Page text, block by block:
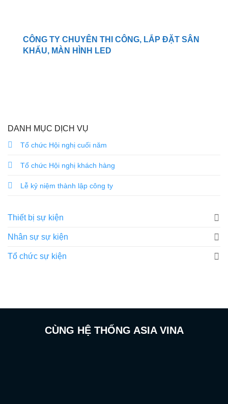
CÔNG TY CHUYÊN THI CÔNG, LẮP ĐẶT SÂN
KHẤU, MÀN HÌNH LED
DANH MỤC DỊCH VỤ
Tổ chức Hội nghị cuối năm
Tổ chức Hội nghị khách hàng
Lễ kỷ niệm thành lập công ty
Thiết bị sự kiện
Nhân sự sự kiện
Tổ chức sự kiện
CÙNG HỆ THỐNG ASIA VINA